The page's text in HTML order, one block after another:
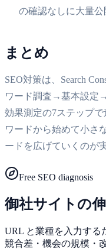
の確認なしに大量公
まとめ
SEO対策は、Search
ワード調査→基本設定
効果測定の7ステップ
ワードから始めて小さ
ードを広げていくのが
Free SEO diagnosis
御社サイトの
URL と業種を入力する
競合差・機会の規模・